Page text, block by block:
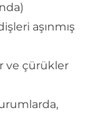
aşınmış
ve çürükler